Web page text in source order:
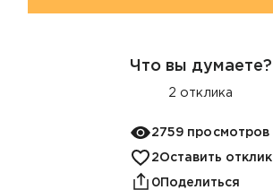
Что вы думаете?
2 отклика
2759 просмотров
2Оставить отклик
0Поделиться